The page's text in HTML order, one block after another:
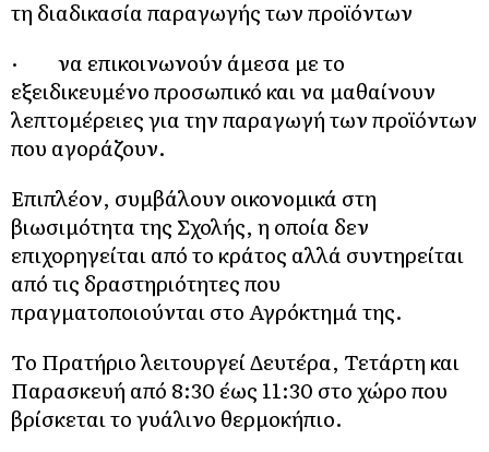
τη διαδικασία παραγωγής των προϊόντων
· να επικοινωνούν άμεσα με το
εξειδικευμένο προσωπικό και να μαθαίνουν
λεπτομέρειες για την παραγωγή των προϊόντων
που αγοράζουν.
Επιπλέον, συμβάλουν οικονομικά στη
βιωσιμότητα της Σχολής, η οποία δεν
επιχορηγείται από το κράτος αλλά συντηρείται
από τις δραστηριότητες που
πραγματοποιούνται στο Αγρόκτημά της.
Το Πρατήριο λειτουργεί Δευτέρα, Τετάρτη και
Παρασκευή από 8:30 έως 11:30 στο χώρο που
βρίσκεται το γυάλινο θερμοκήπιο.